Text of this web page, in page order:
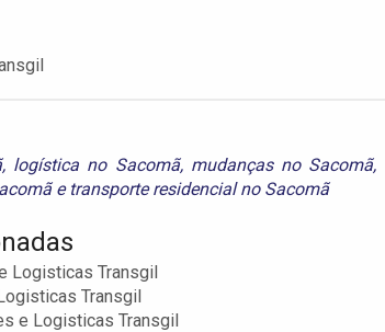
, logística no Sacomã, mudanças no Sacomã,
e transporte residencial no Sacomã
Logisticas Transgil
Transgil
e Logisticas Transgil